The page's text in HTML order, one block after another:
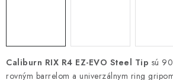
Kontakty Hodnotenie obchodu
Caliburn RIX R4 EZ-EVO Steel Tip sú
rovným barrelom a univerzálnym ring